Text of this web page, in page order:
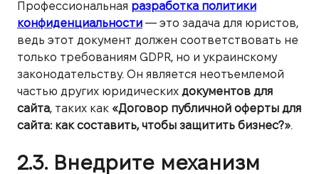
Профессиональная разработка политики
конфиденциальности — это задача для юристов,
ведь этот документ должен соответствовать не
только требованиям GDPR, но и украинскому
законодательству. Он является неотъемлемой
частью других юридических документов для
сайта, таких как «Договор публичной оферты для
сайта: как составить, чтобы защитить бизнес?».
2.3. Внедрите механизм